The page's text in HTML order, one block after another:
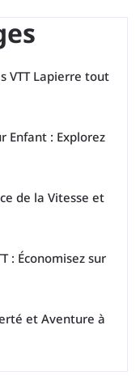
VTT Lapierre tout
Enfant : Explorez
de la Vitesse et
: Économisez sur
et Aventure à